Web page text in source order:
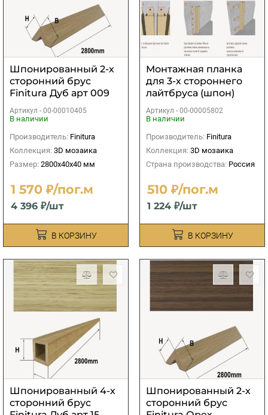
Шпонированный 2-х
сторонний брус
Finitura Дуб арт 009
40х40х2800 мм
Артикул - 00-00010405
В наличии
Производитель: Finitura
Коллекция: 3D мозаика
Размер: 2800х40х40 мм
1 570 ₽/пог.м
4 396 ₽/шт
В КОРЗИНУ
Монтажная планка
для 3-х стороннего
лайтбруса (шпон)
длина 2400 мм
Артикул - 00-00005802
В наличии
Производитель: Finitura
Коллекция: 3D мозаика
Страна производства: Россия
510 ₽/пог.м
1 224 ₽/шт
В КОРЗИНУ
Шпонированный 4-х
сторонний брус
Шпонированный 2-х
сторонний брус